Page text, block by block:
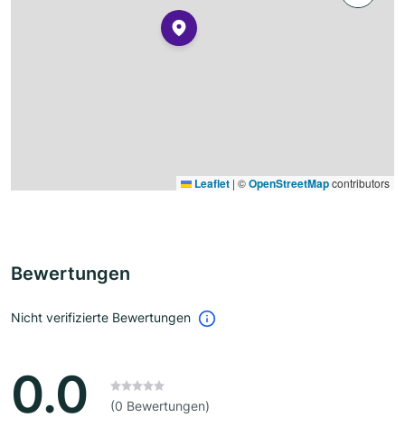
Leaflet | ©OpenStreetMapcontributors
Bewertungen
Nicht verifizierte Bewertungen
0.0 (0 Bewertungen)